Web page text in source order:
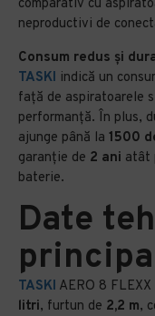
comparativ cu
neproductivi de
Consum redus și
TASKI indică un
față de aspiratoarele
performanță. În plus,
ajunge până la 1500
garanție de 2 ani atât
baterie.
Date
TASKI AERO 8
litri, furtun de 2,2 m,